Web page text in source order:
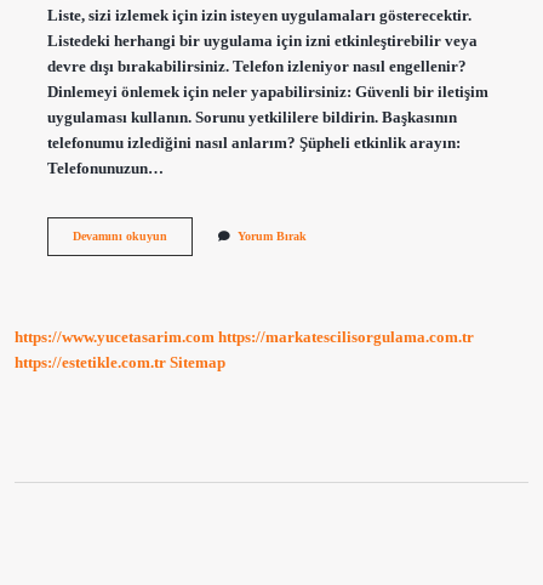
Liste, sizi izlemek için izin isteyen uygulamaları gösterecektir.
Listedeki herhangi bir uygulama için izni etkinleştirebilir veya
devre dışı bırakabilirsiniz. Telefon izleniyor nasıl engellenir?
Dinlemeyi önlemek için neler yapabilirsiniz: Güvenli bir iletişim
uygulaması kullanın. Sorunu yetkililere bildirin. Başkasının
telefonumu izlediğini nasıl anlarım? Şüpheli etkinlik arayın:
Telefonunuzun…
Devamını okuyunTelefondan
Yorum Bırak
https://www.yucetasarim.com https://markatescilisorgulama.com.tr
https://estetikle.com.tr Sitemap